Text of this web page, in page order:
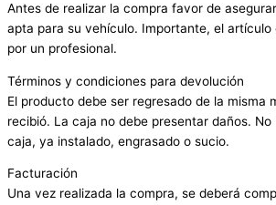
Antes de realizar la compra favor de
apta para su vehículo. Importante, el artículo
por un profesional.
Términos y condiciones para devolución
El producto debe ser regresado de la misma
recibió. La caja no debe presentar daños.
caja, ya instalado, engrasado o sucio.
Facturación
Una vez realizada la compra, se deberá